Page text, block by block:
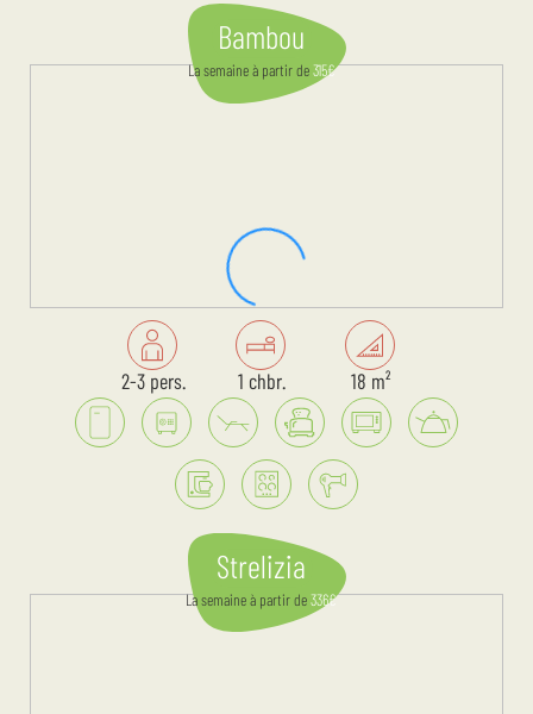
Bambou
La semaineà partir de315€
2-3 pers. 1 chbr. 18 m²
Strelizia
La semaineà partir de336€